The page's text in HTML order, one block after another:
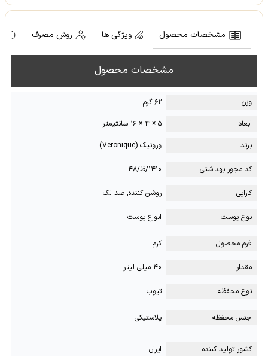
مشخصات محصول ویژگی ها روش مصرف
مشخصات محصول
وزن
۶۲ گرم
ابعاد
۵ × ۴ × ۱۶ سانتیمتر
برند
ورونیک (Veronique)
کد مجوز بهداشتی ۱۴۱۰/ظ/۴۸
کارایی روشن کننده, ضد لک
نوع پوست انواع پوست
فرم محصول کرم
مقدار ۴۰ میلی لیتر
نوع محفظه تیوب
جنس محفظه پلاستیکی
کشور تولید کننده ایران